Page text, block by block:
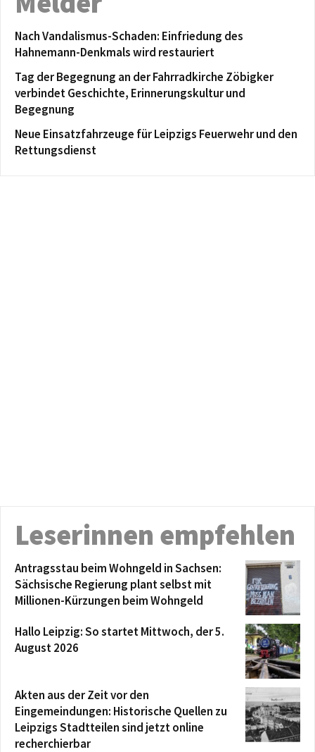
Nach Vandalismus-Schaden: Einfriedung des
Hahnemann-Denkmals wird restauriert
Tag der Begegnung an der Fahrradkirche Zöbigker
verbindet Geschichte, Erinnerungskultur und
Begegnung
Neue Einsatzfahrzeuge für Leipzigs Feuerwehr und den
Rettungsdienst
Leserinnen empfehlen
Antragsstau beim Wohngeld in Sachsen:
Sächsische Regierung plant selbst mit
Millionen-Kürzungen beim Wohngeld
Hallo Leipzig: So startet Mittwoch, der 5.
August 2026
Akten aus der Zeit vor den
Eingemeindungen: Historische Quellen zu
Leipzigs Stadtteilen sind jetzt online
recherchierbar